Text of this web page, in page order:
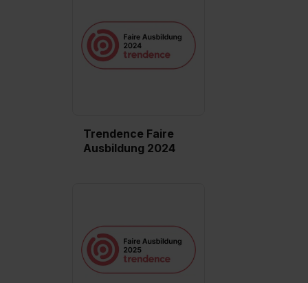
Trendence Faire
Ausbildung 2024